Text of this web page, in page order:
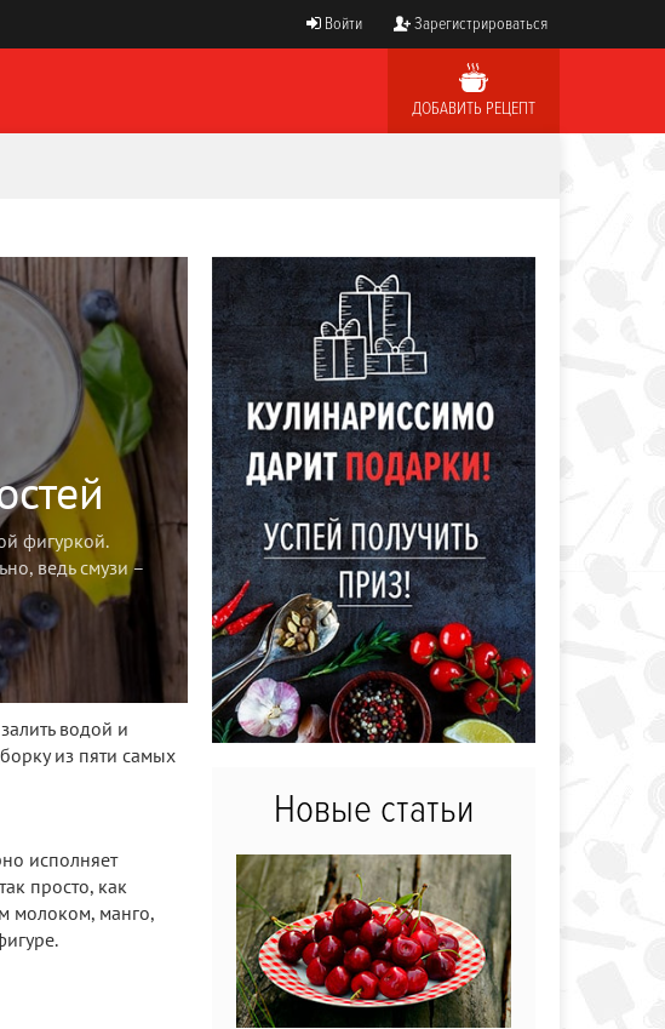
Войти Зарегистрироваться
ДОБАВИТЬ РЕЦЕПТ
фигуркой.
ведь смузи –
водой и
из пяти самых
исполняет
просто, как
молоком, манго,
Новые статьи